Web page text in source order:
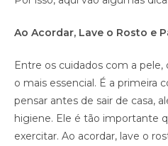
Ao Acordar, Lave o Rosto e
Entre os cuidados com a
o mais essencial. É a primeira
pensar antes de sair de casa,
higiene. Ele é tão importante
exercitar. Ao acordar, lave o